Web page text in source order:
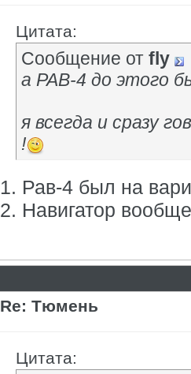
Цитата:
Сообщение от fly
а РАВ-4 до этого
я всегда и сразу
!
1. Рав-4 был на
2. Навигатор
Re: Тюмень
Цитата: